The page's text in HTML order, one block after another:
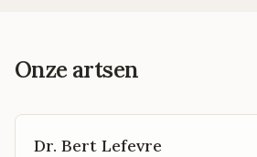
Onze artsen
Dr. Bert Lefevre